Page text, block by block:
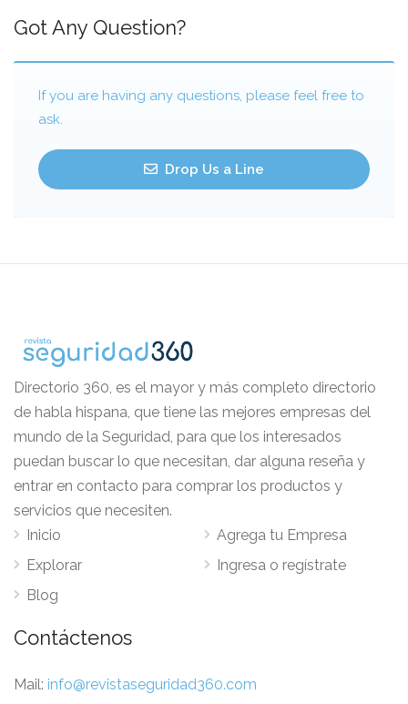
Got Any Question?
If you are having any questions, please feel free to
ask.
Drop Us a Line
Directorio 360, es el mayor y más completo directorio
de habla hispana, que tiene las mejores empresas del
mundo de la Seguridad, para que los interesados
puedan buscar lo que necesitan, dar alguna reseña y
entrar en contacto para comprar los productos y
servicios que necesiten.
Inicio
Explorar
Blog
Agrega tu Empresa
Ingresa o regístrate
Contáctenos
Mail: info@revistaseguridad360.com